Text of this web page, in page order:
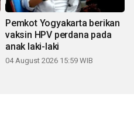
Pemkot Yogyakarta berikan
vaksin HPV perdana pada
anak laki-laki
04 August 2026 15:59 WIB